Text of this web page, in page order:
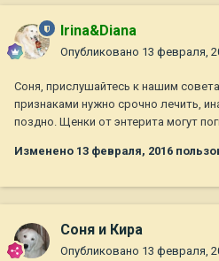
Irina&Diana
Опубликовано 13 февраля,
Соня, прислушайтесь к нашим
признаками нужно срочно лечить,
поздно. Щенки от энтерита могут
Изменено 13 февраля, 2016
Соня и Кира
Опубликовано 13 февраля,